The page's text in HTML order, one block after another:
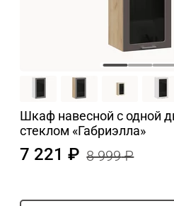
Шкаф навесной c одной
стеклом «Габриэлла»
7 221 8 999